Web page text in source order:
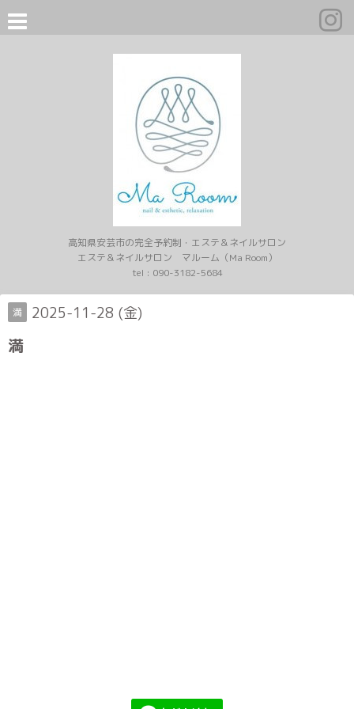
高知県安芸市の完全予約制・エステ＆ネイルサロン
エステ＆ネイルサロン マルーム（Ma Room）
tel : 090-3182-5684
満 2025-11-28 (金)
満